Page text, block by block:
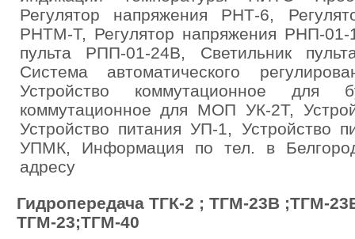
Регулятор напряжения РНТ-6,
РНТМ-Т, Регулятор напряжения РНП-01-
пульта РПП-01-24В, Светильник
Система автоматического
Устройство коммутационное для
коммутационное для МОП УК-2Т,
Устройство питания УП-1, Устройство
УПМК, Информация по тел. в
адресу
Гидропередача ТГК-2 ; ТГМ-23В ;ТГМ-
ТГМ-23;ТГМ-40